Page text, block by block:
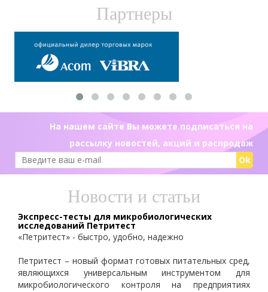
Партнеры
На нашем сайте Вы можете подписаться на
рассылку новостей, акций и распродаж
Ok
Новости и статьи
Экспресс-тесты для микробиологических
исследований Петритест
«Петритест» - быстро, удобно, надежно
Петритест – новый формат готовых питательных сред,
являющихся универсальным инструментом для
микробиологического контроля на предприятиях